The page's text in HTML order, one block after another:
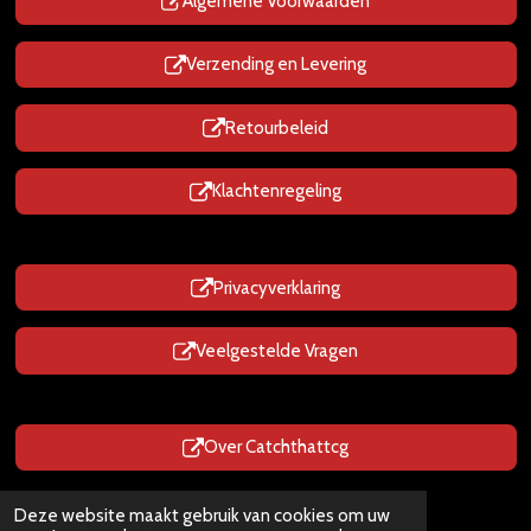
Deze website maakt gebruik van cookies om uw
Verzending en Levering
Retourbeleid
Klachtenregeling
Privacyverklaring
Veelgestelde Vragen
Over Catchthattcg
© 2025 - 2026 CatchThatTcg.nl